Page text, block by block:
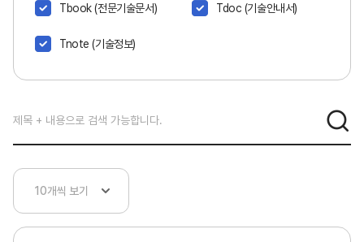
Tbook (전문기술문서) Tdoc (기술안내서)
Tnote (기술정보)